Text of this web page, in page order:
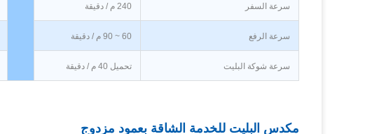
سرعة السفر 240 م / دقيقة
سرعة الرفع 60 ~ 90 م / دقيقة
سرعة شوكة البليت تحميل 40 م / دقيقة
مكدس البليت للخدمة الشاقة بعمود مزدوج